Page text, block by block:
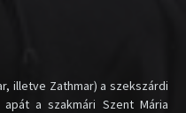
illetve Zathmar) a szekszárdi
a szakmári Szent Mária